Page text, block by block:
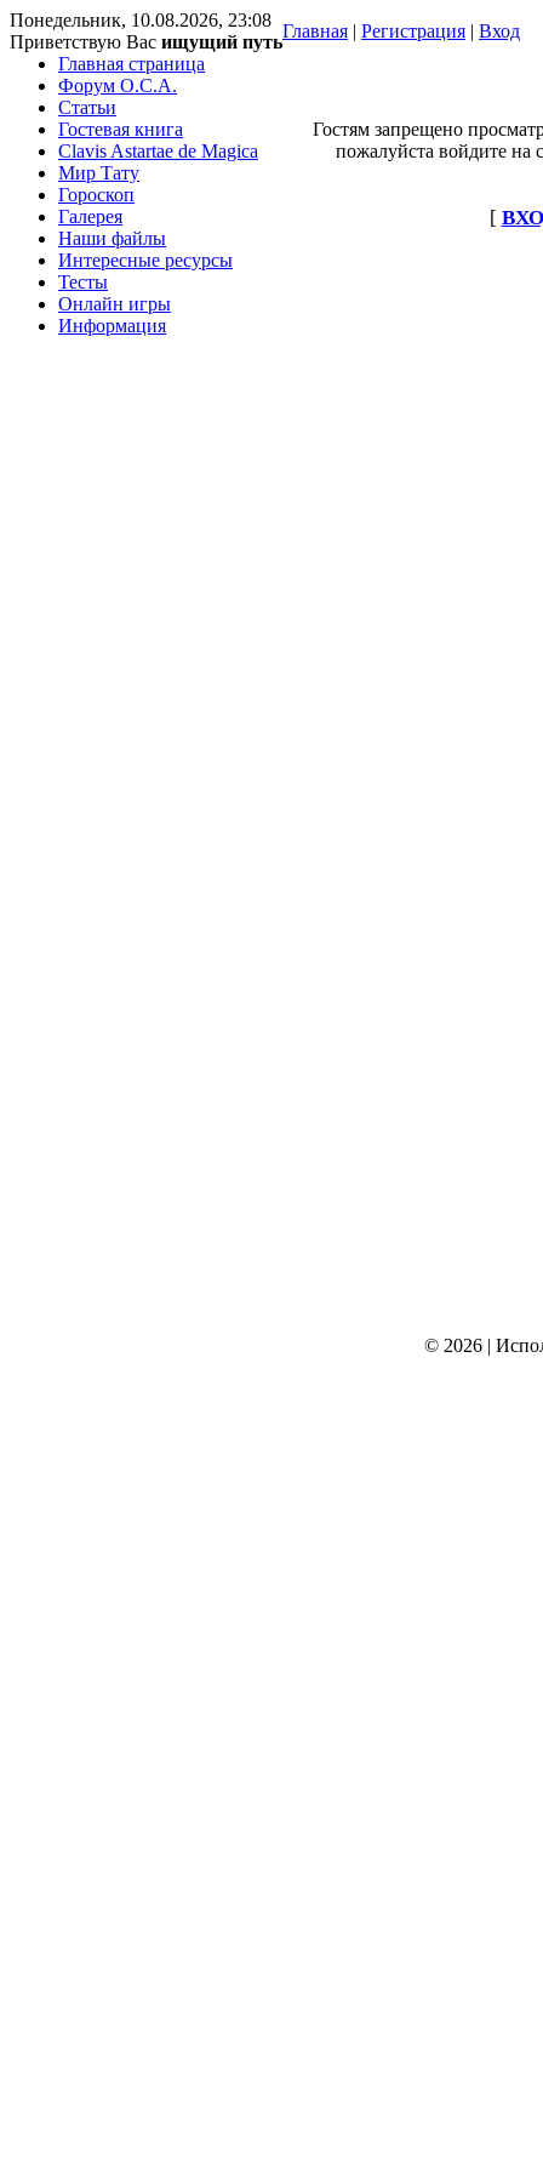
Понедельник, 10.08.2026, 23:08
Приветствую Вас ищущий путь
Главная | Регистрация | Вход
Главная страница
Форум O.C.A.
Статьи
Гостевая книга
Clavis Astartae de Magica
Мир Тату
Гороскоп
Галерея
Наши файлы
Интересные ресурсы
Тесты
Онлайн игры
Информация
Гостям запрещено
пожалуйста войдите на
[
© 2026|